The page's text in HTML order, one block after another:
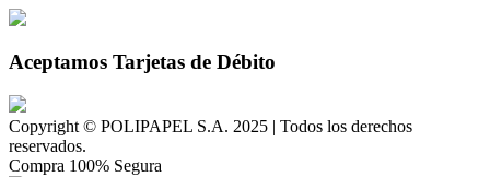
Aceptamos Tarjetas de Débito
Copyright © POLIPAPEL S.A. 2025 | Todos los derechos
reservados.
Compra 100% Segura